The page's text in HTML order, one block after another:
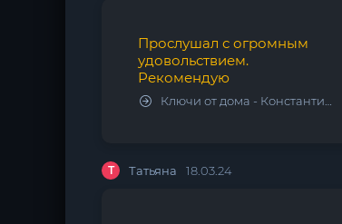
Прослушал с огромным
удовольствием.
Рекомендую
Ключи от дома - Константин Калбазов
Т Татьяна 18.03.24